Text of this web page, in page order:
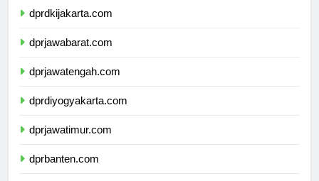
dprdkijakarta.com
dprjawabarat.com
dprjawatengah.com
dprdiyogyakarta.com
dprjawatimur.com
dprbanten.com